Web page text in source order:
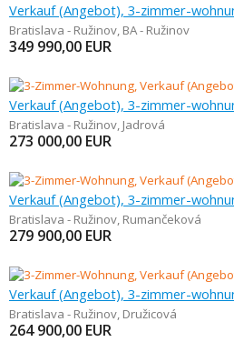
Verkauf (Angebot), 3-zimmer-
Bratislava - Ružinov, BA - Ružinov
349 990,00 EUR
Verkauf (Angebot), 3-zimmer-
Bratislava - Ružinov, Jadrová
273 000,00 EUR
Verkauf (Angebot), 3-zimmer-
Bratislava - Ružinov, Rumančeková
279 900,00 EUR
Verkauf (Angebot), 3-zimmer-
Bratislava - Ružinov, Družicová
264 900,00 EUR